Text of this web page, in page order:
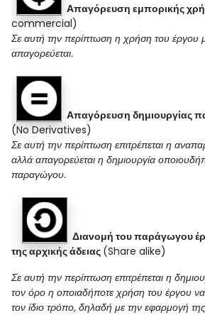
Απαγόρευση εμπορικής
commercial)
Σε αυτή την περίπτωση η χρήση του έργου
απαγορεύεται.
Απαγόρευση δημιουργίας
(No Derivatives)
Σε αυτή την περίπτωση επιτρέπεται η
αλλά απαγορεύεται η δημιουργία
παραγώγου.
Διανομή του παράγωγου
της αρχικής άδειας (Share alike)
Σε αυτή την περίπτωση επιτρέπεται η
τον όρο η οποιαδήποτε χρήση του έργου να
τον ίδιο τρόπο, δηλαδή με την εφαρμογή